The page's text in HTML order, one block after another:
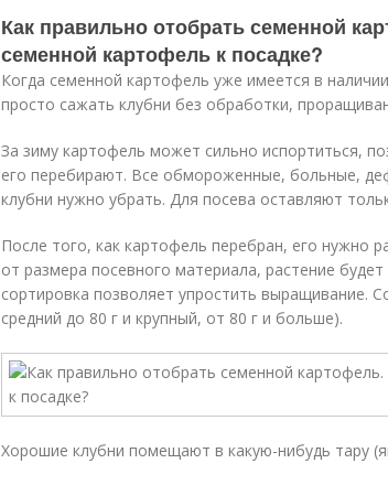
Как правильно отобрать семенной
семенной картофель к посадке?
Когда семенной картофель уже имеется в
просто сажать клубни без обработки,
За зиму картофель может сильно испортиться,
его перебирают. Все обмороженные, больные,
клубни нужно убрать. Для посева оставляют
После того, как картофель перебран, его нужно
от размера посевного материала, растение
сортировка позволяет упростить выращивание.
средний до 80 г и крупный, от 80 г и больше).
Хорошие клубни помещают в какую-нибудь тару